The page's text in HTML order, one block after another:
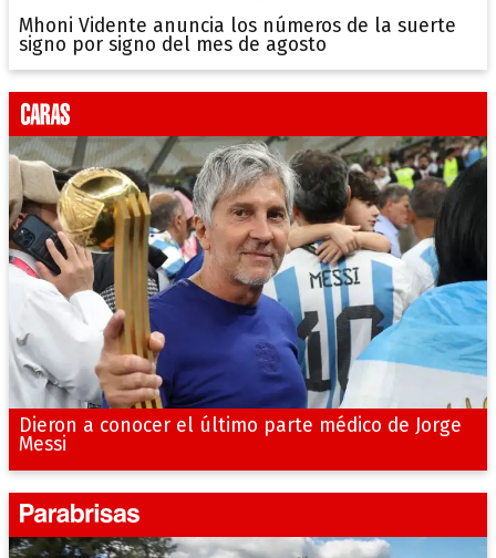
Mhoni Vidente anuncia los números de la suerte
signo por signo del mes de agosto
Dieron a conocer el último parte médico de Jorge
Messi